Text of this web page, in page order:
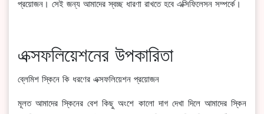
প্রয়োজন। সেই জন্য আমাদের স্বচ্ছ ধারণা রাখতে হবে এক্সিফিলেসন সম্পর্কে।
এক্সফলিয়েশনের উপকারিতা
ব্লেমিশ স্কিনে কি ধরণের এক্সফলিয়েশন প্রয়োজন
মূলত আমাদের স্কিনের বেশ কিছু অংশে কালো দাগ দেখা দিলে আমাদের স্কিন